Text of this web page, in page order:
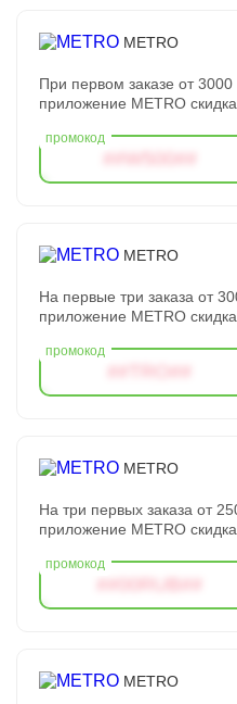
METRO
При первом заказе от
приложение METRO
METRO
На первые три заказа от
приложение METRO
METRO
На три первых заказа от
приложение METRO
METRO